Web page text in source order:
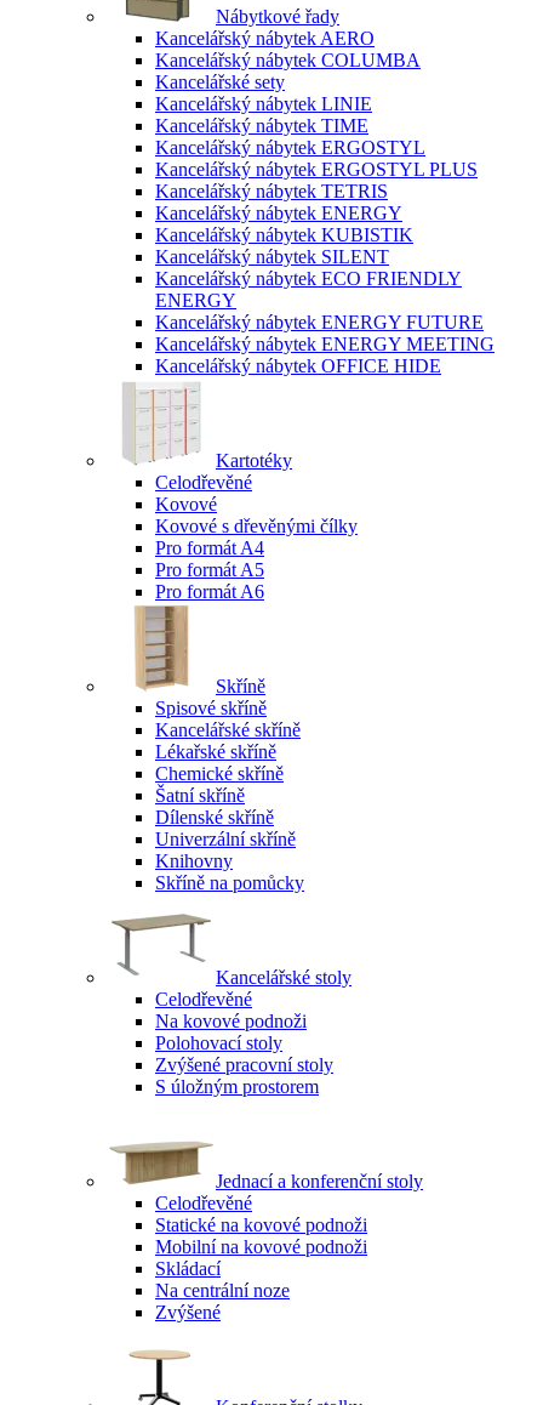
Nábytkové řady
Kancelářský nábytek AERO
Kancelářský nábytek COLUMBA
Kancelářské sety
Kancelářský nábytek LINIE
Kancelářský nábytek TIME
Kancelářský nábytek ERGOSTYL
Kancelářský nábytek ERGOSTYL PLUS
Kancelářský nábytek TETRIS
Kancelářský nábytek ENERGY
Kancelářský nábytek KUBISTIK
Kancelářský nábytek SILENT
Kancelářský nábytek ECO FRIENDLY
ENERGY
Kancelářský nábytek ENERGY FUTURE
Kancelářský nábytek ENERGY MEETING
Kancelářský nábytek OFFICE HIDE
Kartotéky
Celodřevěné
Kovové
Kovové s dřevěnými čílky
Pro formát A4
Pro formát A5
Pro formát A6
Skříně
Spisové skříně
Kancelářské skříně
Lékařské skříně
Chemické skříně
Šatní skříně
Dílenské skříně
Univerzální skříně
Knihovny
Skříně na pomůcky
Kancelářské stoly
Celodřevěné
Na kovové podnoži
Polohovací stoly
Zvýšené pracovní stoly
S úložným prostorem
Jednací a konferenční stoly
Celodřevěné
Statické na kovové podnoži
Mobilní na kovové podnoži
Skládací
Na centrální noze
Zvýšené